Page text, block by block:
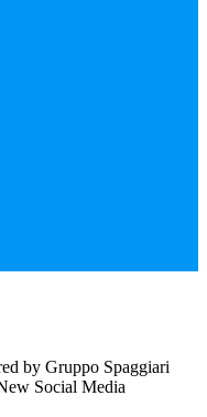
by Gruppo Spaggiari
Social Media